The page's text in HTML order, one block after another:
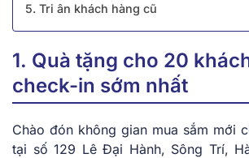
5. Tri ân khách hàng cũ
1. Quà tặng cho 20
check-in sớm nhất
Chào đón không gian mua sắm mới
tại số 129 Lê Đại Hành, Sông Trí,